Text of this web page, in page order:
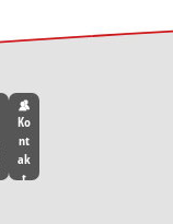
Ko
nt
ak
t